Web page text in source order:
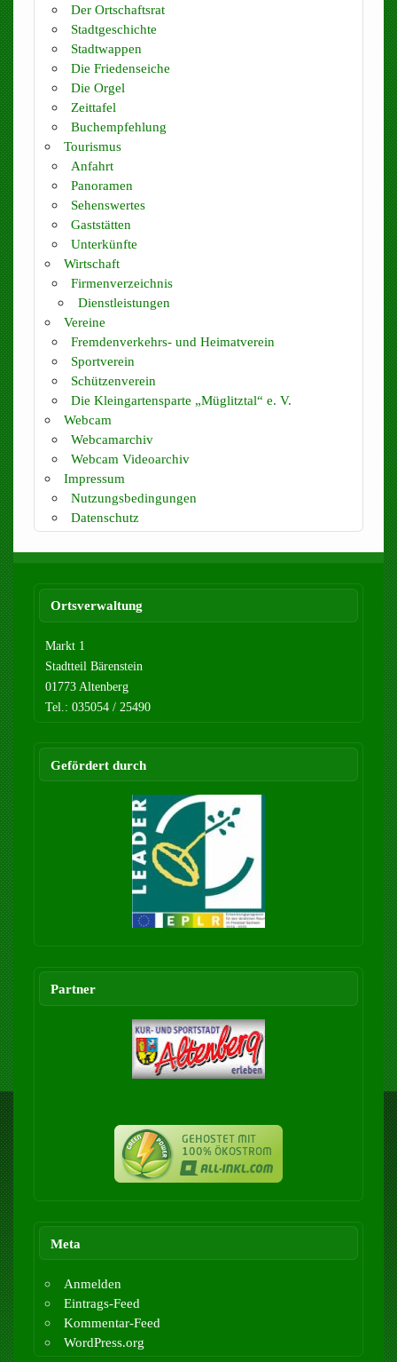
Der Ortschaftsrat
Stadtgeschichte
Stadtwappen
Die Friedenseiche
Die Orgel
Zeittafel
Buchempfehlung
Tourismus
Anfahrt
Panoramen
Sehenswertes
Gaststätten
Unterkünfte
Wirtschaft
Firmenverzeichnis
Dienstleistungen
Vereine
Fremdenverkehrs- und Heimatverein
Sportverein
Schützenverein
Die Kleingartensparte „Müglitztal“ e. V.
Webcam
Webcamarchiv
Webcam Videoarchiv
Impressum
Nutzungsbedingungen
Datenschutz
Ortsverwaltung
Markt 1
Stadtteil Bärenstein
01773 Altenberg
Tel.: 035054 / 25490
Gefördert durch
Partner
Meta
Anmelden
Eintrags-Feed
Kommentar-Feed
WordPress.org